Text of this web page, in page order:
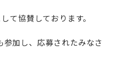
て協賛しております。
参加し、応募されたみなさ